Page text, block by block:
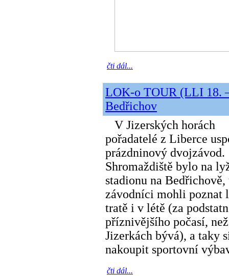
čti dál...
LOK-o TOUR (LLI 18.
Bedřichov
V Jizerských horách
pořadatelé z Liberce
prázdninový dvojzávod.
Shromaždiště bylo na
stadionu na Bedřichově,
závodníci mohli poznat
tratě i v létě (za
příznivějšího počasí,
Jizerkách bývá), a taky
nakoupit sportovní
čti dál...